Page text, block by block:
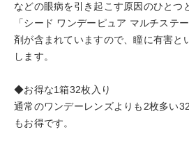
などの眼病を引き起こす原因のひとつ
「シード ワンデーピュア マルチステ
剤が含まれていますので、瞳に有害と
します。
◆お得な1箱32枚入り
通常のワンデーレンズよりも2枚多い
もお得です。